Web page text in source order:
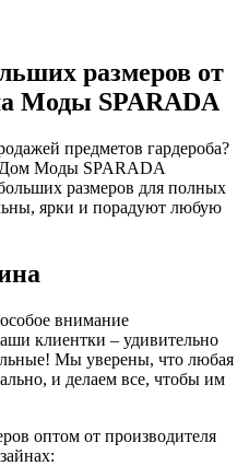
размеров от
Моды SPARADA
предметов гардероба?
Дом Моды SPARADA
размеров для полных
ярки и порадуют любую
внимание
клиентки – удивительно
Мы уверены, что любая
и делаем все, чтобы им
оптом от производителя